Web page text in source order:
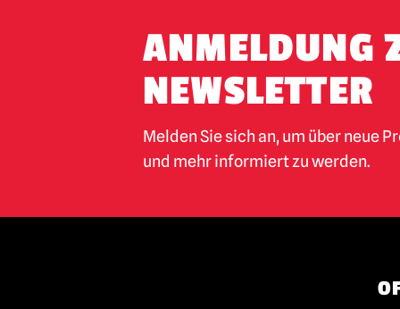
ANMELDUNG
NEWSLETTER
Melden Sie sich an, um über neue
und mehr informiert zu werden.